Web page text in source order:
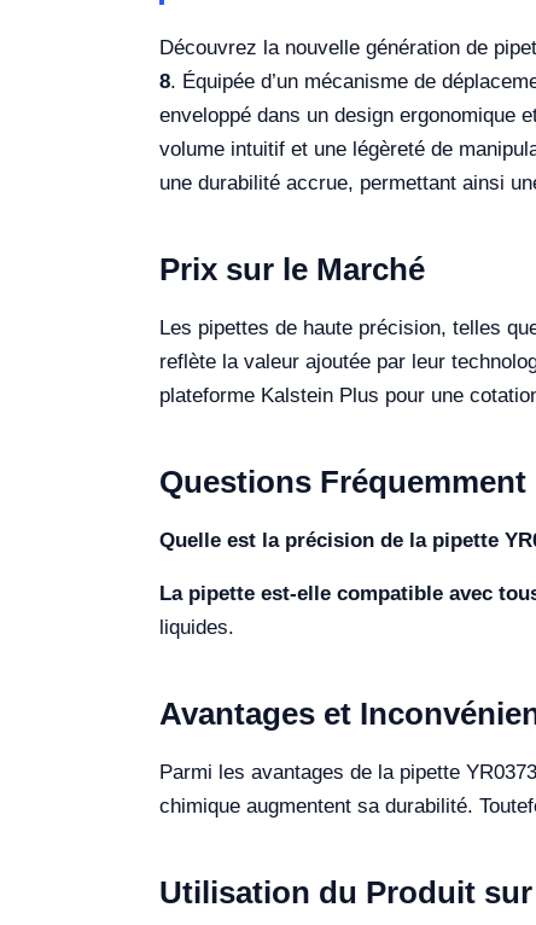
Découvrez la nouvelle génération de
8. Équipée d’un mécanisme de
enveloppé dans un design ergonomique
volume intuitif et une légèreté de
une durabilité accrue, permettant ainsi
Prix sur le Marché
Les pipettes de haute précision, telles
reflète la valeur ajoutée par leur
plateforme Kalstein Plus pour une
Questions Fréquemment
Quelle est la précision de la pipette
La pipette est-elle compatible avec
liquides.
Avantages et
Parmi les avantages de la pipette
chimique augmentent sa durabilité.
Utilisation du Produit sur